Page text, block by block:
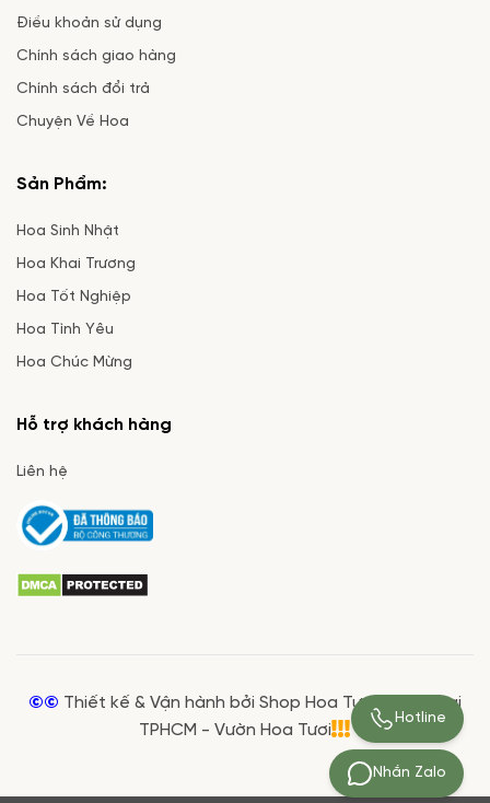
Điều khoản sử dụng
Chính sách giao hàng
Chính sách đổi trả
Chuyện Về Hoa
Sản Phẩm:
Hoa Sinh Nhật
Hoa Khai Trương
Hoa Tốt Nghiệp
Hoa Tình Yêu
Hoa Chúc Mừng
Hỗ trợ khách hàng
Liên hệ
©© Thiết kế & Vận hành bởi Shop Hoa Tươi Giá Rẻ tại
TPHCM - Vườn Hoa Tươi
Nhắn Zalo
Hotline